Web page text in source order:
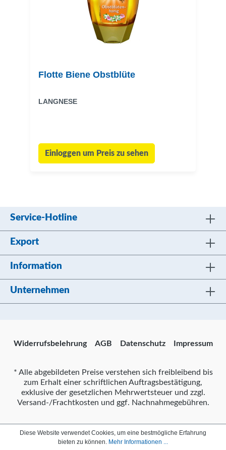
Flotte Biene Obstblüte
LANGNESE
Einloggen um Preis zu sehen
Service-Hotline
Export
Information
Unternehmen
Widerrufsbelehrung AGB Datenschutz Impressum
* Alle abgebildeten Preise verstehen sich freibleibend bis
zum Erhalt einer schriftlichen Auftragsbestätigung,
exklusive der gesetzlichen Mehrwertsteuer und zzgl.
Versand-/Frachtkosten und ggf. Nachnahmegebühren.
Diese Website verwendet Cookies, um eine bestmögliche Erfahrung
bieten zu können. Mehr Informationen ...